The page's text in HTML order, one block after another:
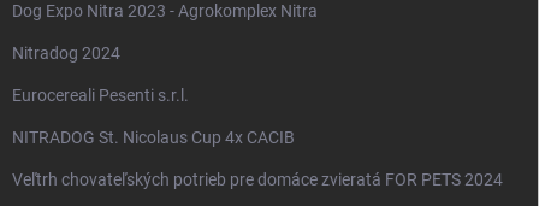
Dog Expo Nitra 2023 - Agrokomplex Nitra
Nitradog 2024
Eurocereali Pesenti s.r.l.
NITRADOG St. Nicolaus Cup 4x CACIB
Veľtrh chovateľských potrieb pre domáce zvieratá FOR PETS 2024